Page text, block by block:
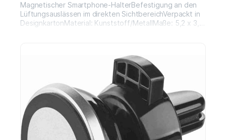
Magnetischer Smartphone-HalterBefestigung an den
Lüftungsauslässen im direkten SichtbereichVerpackt in
DesignkartonMaterial: Kunststoff/MetallMaße: 5,2 x 3,7